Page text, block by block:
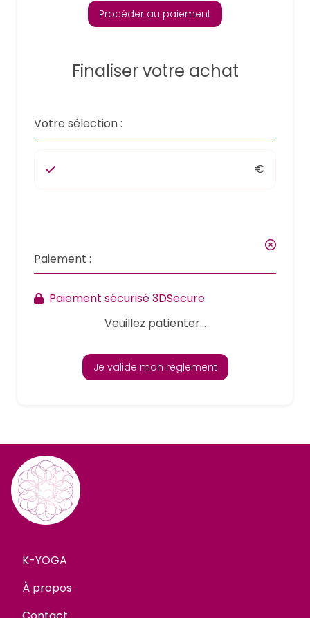
Procéder au paiement
Finaliser votre achat
Votre sélection :
€
Paiement :
Paiement sécurisé 3DSecure
Veuillez patienter...
Je valide mon règlement
K-YOGA
À propos